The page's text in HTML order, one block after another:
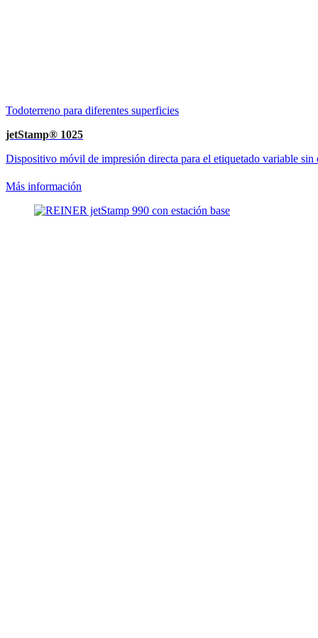
Todoterreno para diferentes superficies
jetStamp® 1025
Dispositivo móvil de impresión directa para el etiquetado variable sin
Más información